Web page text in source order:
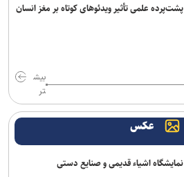
پشت‌پرده علمی تأثیر ویدئو‌های کوتاه بر مغز انسان
بیش
تر
عکس
نمایشگاه اشیاء قدیمی و صنایع دستی